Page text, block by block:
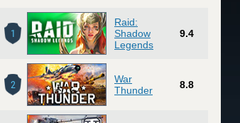
1
Raid:
Shadow
Legends
9.4
2
War
Thunder
8.8